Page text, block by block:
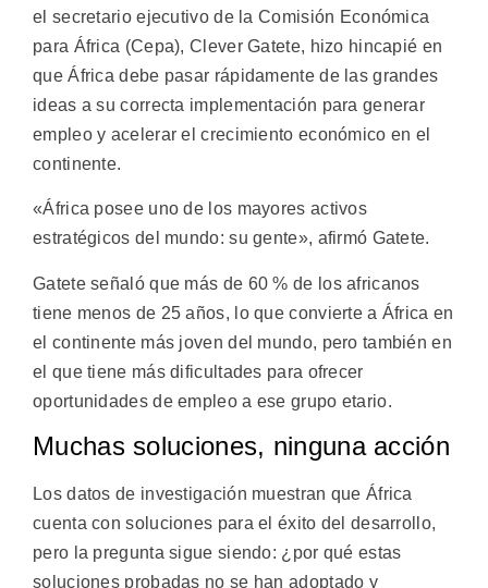
el secretario ejecutivo de la Comisión Económica
para África (Cepa), Clever Gatete, hizo hincapié en
que África debe pasar rápidamente de las grandes
ideas a su correcta implementación para generar
empleo y acelerar el crecimiento económico en el
continente.
«África posee uno de los mayores activos
estratégicos del mundo: su gente», afirmó Gatete.
Gatete señaló que más de 60 % de los africanos
tiene menos de 25 años, lo que convierte a África en
el continente más joven del mundo, pero también en
el que tiene más dificultades para ofrecer
oportunidades de empleo a ese grupo etario.
Muchas soluciones, ninguna acción
Los datos de investigación muestran que África
cuenta con soluciones para el éxito del desarrollo,
pero la pregunta sigue siendo: ¿por qué estas
soluciones probadas no se han adoptado y